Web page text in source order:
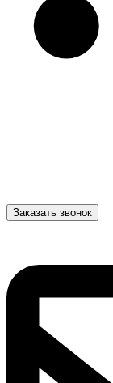
Заказать звонок